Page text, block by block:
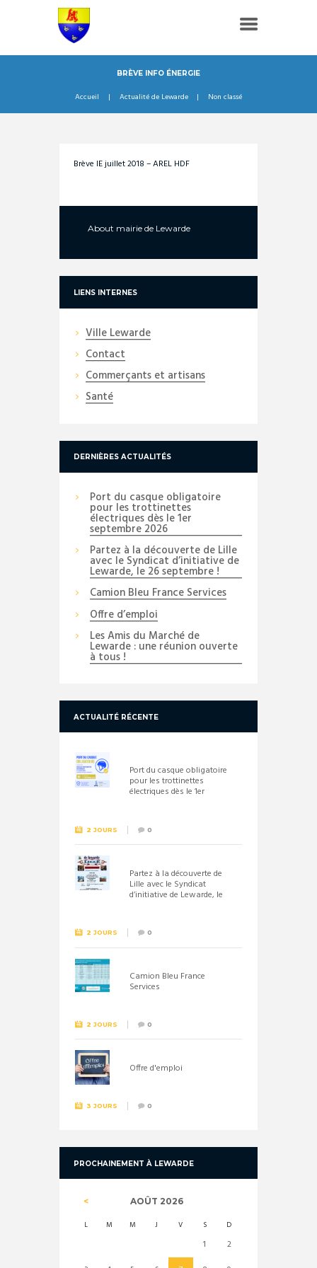
BRÈVE INFO ÉNERGIE
Accueil Actualité de Lewarde Non classé
Brève IE juillet 2018 – AREL HDF
About mairie de Lewarde
LIENS INTERNES
Ville Lewarde
Contact
Commerçants et artisans
Santé
DERNIÈRES ACTUALITÉS
Port du casque obligatoire
pour les trottinettes
électriques dès le 1er
septembre 2026
Partez à la découverte de Lille
avec le Syndicat d’initiative de
Lewarde, le 26 septembre !
Camion Bleu France Services
Offre d’emploi
Les Amis du Marché de
Lewarde : une réunion ouverte
à tous !
ACTUALITÉ RÉCENTE
Port du casque obligatoire
pour les trottinettes
électriques dès le 1er
2 JOURS 0
Partez à la découverte de
Lille avec le Syndicat
d’initiative de Lewarde, le
2 JOURS 0
Camion Bleu France
Services
2 JOURS 0
Offre d'emploi
3 JOURS 0
PROCHAINEMENT À LEWARDE
AOÛT 2026
L M M J V S D
1
2